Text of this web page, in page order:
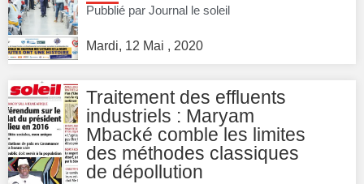
Pubblié par Journal le soleil
Mardi, 12 Mai , 2020
Traitement des effluents
industriels : Maryam
Mbacké comble les limites
des méthodes classiques
de dépollution